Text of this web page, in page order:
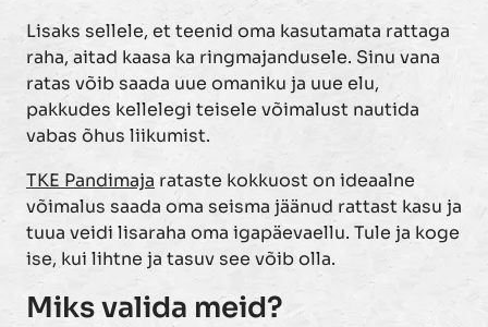
Lisaks sellele, et teenid oma kasutamata rattaga
raha, aitad kaasa ka ringmajandusele. Sinu vana
ratas võib saada uue omaniku ja uue elu,
pakkudes kellelegi teisele võimalust nautida
vabas õhus liikumist.
TKE Pandimaja rataste kokkuost on ideaalne
võimalus saada oma seisma jäänud rattast kasu ja
tuua veidi lisaraha oma igapäevaellu. Tule ja koge
ise, kui lihtne ja tasuv see võib olla.
Miks valida meid?